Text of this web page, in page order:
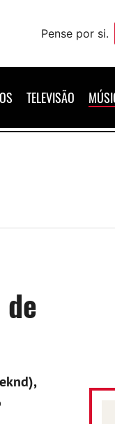
Pense por si.
TELEVISÃO